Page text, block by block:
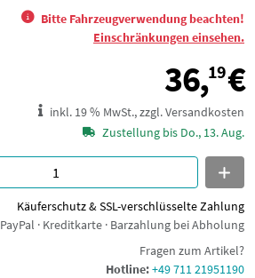
Bitte Fahrzeugverwendung beachten!
Einschränkungen einsehen.
36,19€
inkl. 19 % MwSt., zzgl. Versandkosten
Zustellung bis Do., 13. Aug.
Käuferschutz & SSL-verschlüsselte Zahlung
PayPal · Kreditkarte · Barzahlung bei Abholung
Fragen zum Artikel?
Hotline:+49 711 21951190